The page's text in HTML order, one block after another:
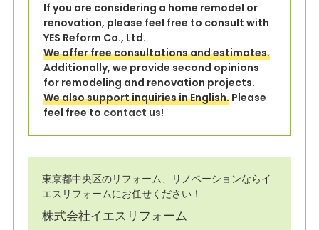
If you are considering a home remodel or
renovation, please feel free to consult with
YES Reform Co., Ltd.
We offer free consultations and estimates.
Additionally, we provide second opinions
for remodeling and renovation projects.
We also support inquiries in English.Please
feel free to contact us!
東京都中央区のリフォーム、リノベーションならイ
エスリフォームにお任せください！
株式会社イエスリフォーム